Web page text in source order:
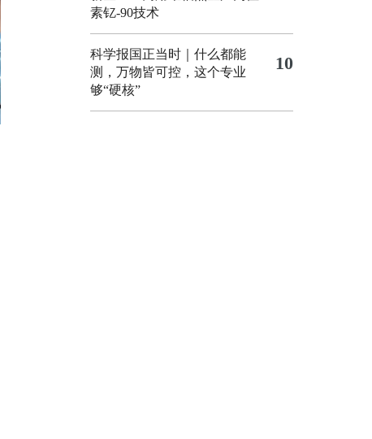
素钇-90技术
科学报国正当时｜什么都能
测，万物皆可控，这个专业
够“硬核”
10